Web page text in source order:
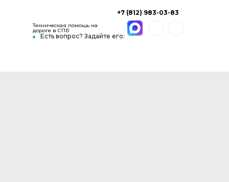
Есть вопрос? Задайте его:
+7 (812) 983-03-83
Техническая помощь на
дороге в СПб